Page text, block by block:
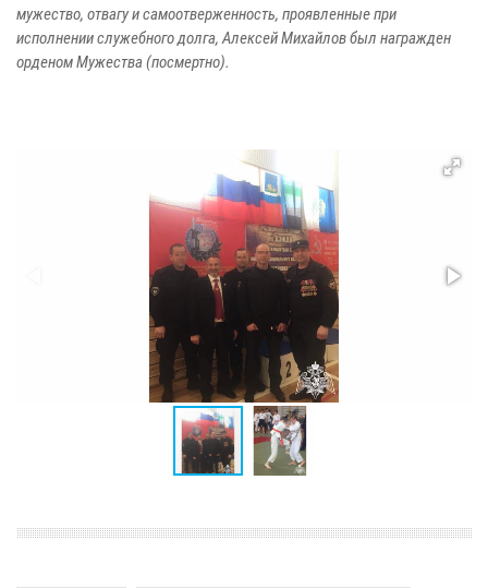
мужество, отвагу и самоотверженность, проявленные при
исполнении служебного долга, Алексей Михайлов был награжден
орденом Мужества (посмертно).